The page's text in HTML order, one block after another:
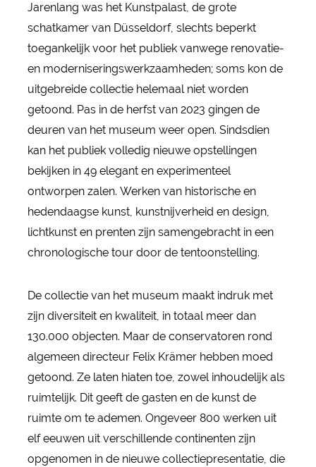
Jarenlang was het Kunstpalast, de grote
schatkamer van Düsseldorf, slechts beperkt
toegankelijk voor het publiek vanwege renovatie-
en moderniseringswerkzaamheden; soms kon de
uitgebreide collectie helemaal niet worden
getoond. Pas in de herfst van 2023 gingen de
deuren van het museum weer open. Sindsdien
kan het publiek volledig nieuwe opstellingen
bekijken in 49 elegant en experimenteel
ontworpen zalen. Werken van historische en
hedendaagse kunst, kunstnijverheid en design,
lichtkunst en prenten zijn samengebracht in een
chronologische tour door de tentoonstelling.
De collectie van het museum maakt indruk met
zijn diversiteit en kwaliteit, in totaal meer dan
130.000 objecten. Maar de conservatoren rond
algemeen directeur Felix Krämer hebben moed
getoond. Ze laten hiaten toe, zowel inhoudelijk als
ruimtelijk. Dit geeft de gasten en de kunst de
ruimte om te ademen. Ongeveer 800 werken uit
elf eeuwen uit verschillende continenten zijn
opgenomen in de nieuwe collectiepresentatie, die